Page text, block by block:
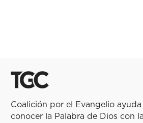
Coalición por el Evangelio
conocer la Palabra de Dios con